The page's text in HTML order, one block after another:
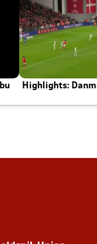
Highlights: